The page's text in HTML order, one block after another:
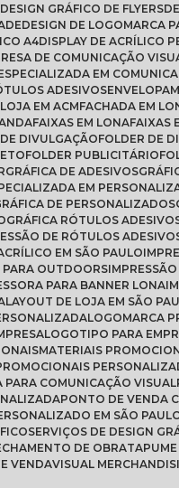
DESIGN GRÁFICO DE FLYERS
DESIGN DE LOGOMARCA
A4 DISPLAY DE ACRÍLICO
DE COMUNICAÇÃO
ESPECIALIZADA EM
ADESIVOS
EM ACM FACHADA EM
FAIXAS EM LONA FAIXAS
DE DIVULGAÇÃO FOLDER DE
FOLDER PUBLICITÁRIO
GRÁFICA DE ADESIVOS
EM
GRÁFICA DE PERSONALIZADOS
GRÁFICA RÓTULOS
DE RÓTULOS
EM SÃO PAULO
PARA OUTDOORS
PARA BANNER LONA
LAYOUT DE LOJA EM SÃO
LOGOMARCA
LOGOTIPO PARA
MATERIAIS
PARA COMUNICAÇÃO VISUAL
PONTO DE VENDA
EM SÃO
SERVIÇOS DE DESIGN
DE OBRA
VENDA
VISUAL